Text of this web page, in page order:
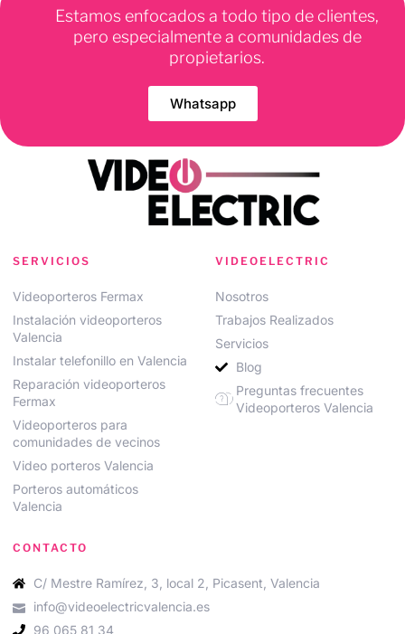
Estamos enfocados a todo tipo de clientes,
pero especialmente a comunidades de
propietarios.
Whatsapp
SERVICIOS
Videoporteros Fermax
Instalación videoporteros
Valencia
Instalar telefonillo en Valencia
Reparación videoporteros
Fermax
Videoporteros para
comunidades de vecinos
Video porteros Valencia
Porteros automáticos
Valencia
VIDEOELECTRIC
Nosotros
Trabajos Realizados
Servicios
Blog
Preguntas frecuentes
Videoporteros Valencia
CONTACTO
C/ Mestre Ramírez, 3, local 2, Picasent, Valencia
info@videoelectricvalencia.es
96 065 81 34